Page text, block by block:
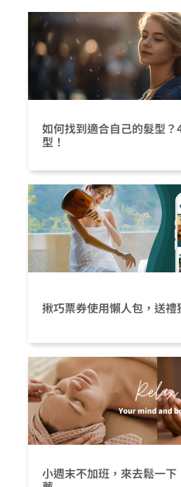
如何找到適合自己的髮型
型！
揪巧票券使用懶人包，送禮
小週末不加班，來去鬆一下